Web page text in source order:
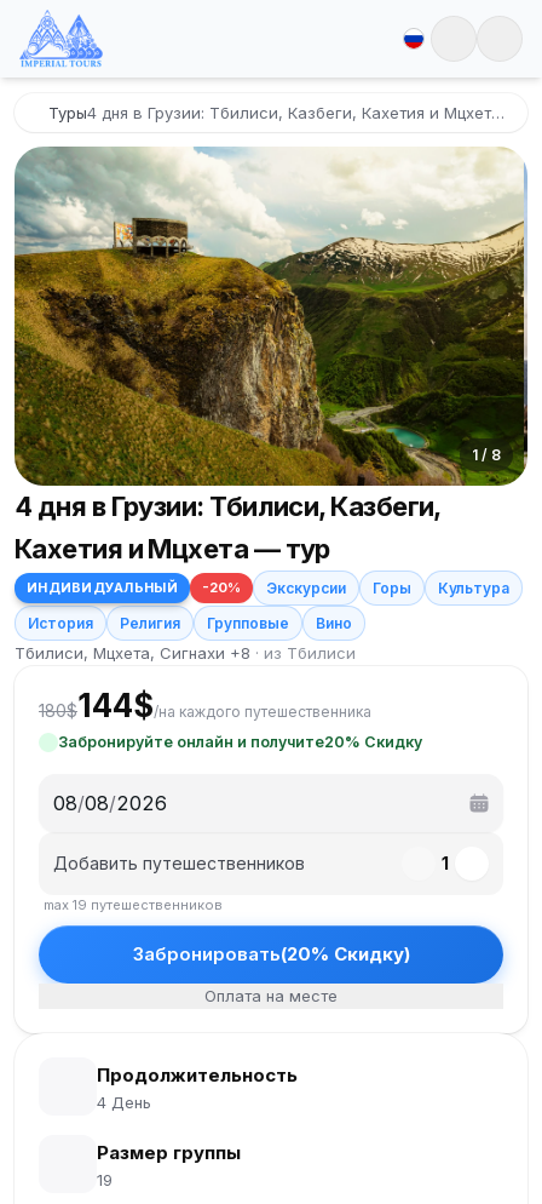
Туры 4 дня в Грузии: Тбилиси, Казбеги, Кахетия и Мцхета — тур
1 / 8
4 дня в Грузии: Тбилиси, Казбеги,
Кахетия и Мцхета — тур
ИНДИВИДУАЛЬНЫЙ -20% Экскурсии Горы
Культура
История
Религия Групповые Вино
Тбилиси, Мцхета, Сигнахи +8 · из Тбилиси
180$144$/на каждого путешественника
Забронируйте онлайн и получите20% Cкидку
08/08/2026
Добавить путешественников 1
max 19 путешественников
Забронировать(20% Cкидку)
Оплата на месте
Продолжительность
4 День
Размер группы
19